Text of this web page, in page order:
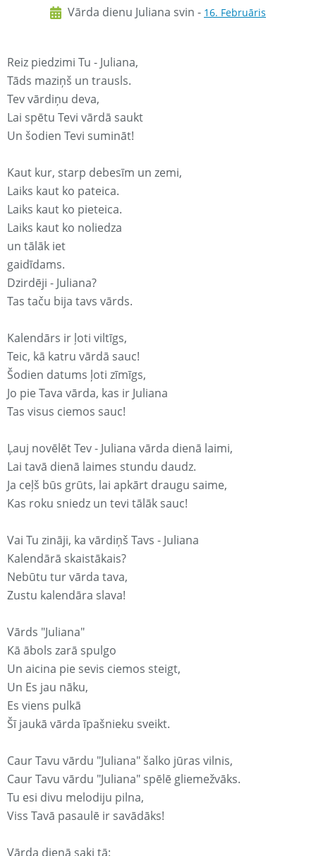
Vārda dienu Juliana svin - 16. Februāris
Reiz piedzimi Tu - Juliana,
Tāds maziņš un trausls.
Tev vārdiņu deva,
Lai spētu Tevi vārdā saukt
Un šodien Tevi sumināt!
Kaut kur, starp debesīm un zemi,
Laiks kaut ko pateica.
Laiks kaut ko pieteica.
Laiks kaut ko noliedza
un tālāk iet
gaidīdams.
Dzirdēji - Juliana?
Tas taču bija tavs vārds.
Kalendārs ir ļoti viltīgs,
Teic, kā katru vārdā sauc!
Šodien datums ļoti zīmīgs,
Jo pie Tava vārda, kas ir Juliana
Tas visus ciemos sauc!
Ļauj novēlēt Tev - Juliana vārda dienā laimi,
Lai tavā dienā laimes stundu daudz.
Ja ceļš būs grūts, lai apkārt draugu saime,
Kas roku sniedz un tevi tālāk sauc!
Vai Tu zināji, ka vārdiņš Tavs - Juliana
Kalendārā skaistākais?
Nebūtu tur vārda tava,
Zustu kalendāra slava!
Vārds "Juliana"
Kā ābols zarā spulgo
Un aicina pie sevis ciemos steigt,
Un Es jau nāku,
Es viens pulkā
Šī jaukā vārda īpašnieku sveikt.
Caur Tavu vārdu "Juliana" šalko jūras vilnis,
Caur Tavu vārdu "Juliana" spēlē gliemežvāks.
Tu esi divu melodiju pilna,
Viss Tavā pasaulē ir savādāks!
Vārda dienā saki tā: